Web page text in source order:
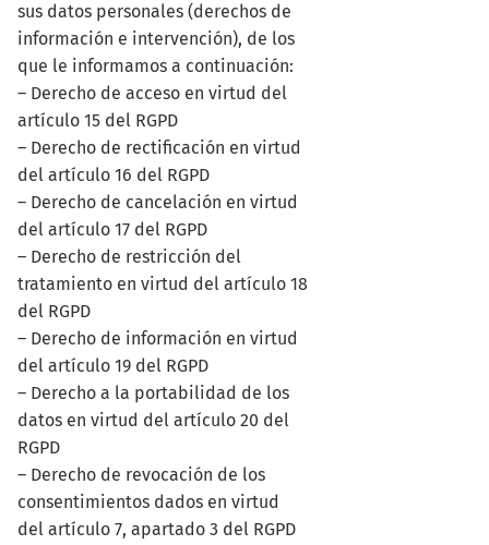
sus datos personales (derechos de
información e intervención), de los
que le informamos a continuación:
– Derecho de acceso en virtud del
artículo 15 del RGPD
– Derecho de rectificación en virtud
del artículo 16 del RGPD
– Derecho de cancelación en virtud
del artículo 17 del RGPD
– Derecho de restricción del
tratamiento en virtud del artículo 18
del RGPD
– Derecho de información en virtud
del artículo 19 del RGPD
– Derecho a la portabilidad de los
datos en virtud del artículo 20 del
RGPD
– Derecho de revocación de los
consentimientos dados en virtud
del artículo 7, apartado 3 del RGPD